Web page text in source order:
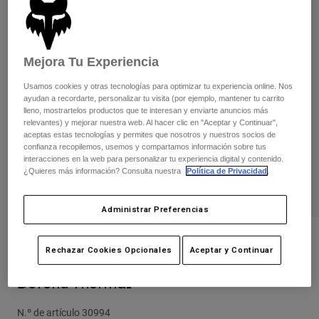
Pantalones largos
Pantalones cortos
Chaquetas y chalecos
Guantes
Protecciones
Gafas de protección
Calcetines
Recambios
Pantalones
Chaquetas
Protecciones
Gafas de protección
Mochilas y accesorios
Camisas
Ver todo
Mujer
Camisetas y tops
Sudaderas
Chaquetas
Camisas
Ver todo
Protecciones
Gafas de Protección
Calcetines
Ver todo
Moto
Cascos
Camisetas
Botas
Opiniones
Camiseta Técnica de Manga Larga
Defend Thermal
N.º de artículo 30994
Mejora Tu Experiencia
Usamos cookies y otras tecnologías para optimizar tu experiencia online. Nos
ayudan a recordarte, personalizar tu visita (por ejemplo, mantener tu carrito
lleno, mostrartelos productos que te interesan y enviarte anuncios más
relevantes) y mejorar nuestra web. Al hacer clic en "Aceptar y Continuar",
aceptas estas tecnologías y permites que nosotros y nuestros socios de
confianza recopilemos, usemos y compartamos información sobre tus
interacciones en la web para personalizar tu experiencia digital y contenido.
¿Quieres más información? Consulta nuestra
Política de Privacidad
Administrar Preferencias
Rechazar Cookies Opcionales Aceptar y Continuar